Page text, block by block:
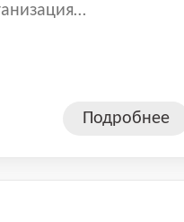
Подробнее